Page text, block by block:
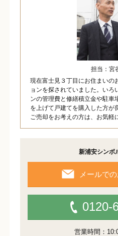
担当：宮
現在富士見３丁目にお住まいの
ョンを探されていました。いろ
ンの管理費と修繕積立金や駐車
を上げて戸建てを購入した方が
ご売却をお考えの方は、お気軽
新浦安シンボ
メールで
0120-
営業時間：